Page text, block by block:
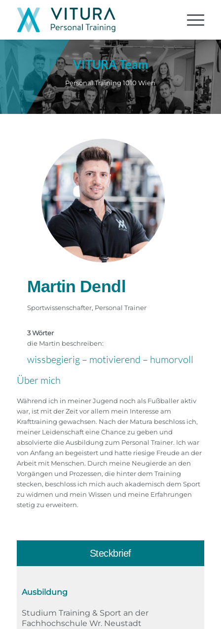
VITURA Team
Personal Training 1010 Wien
Martin Dendl
Sportwissenschafter, Personal Trainer
3 Wörter
die Martin beschreiben:
wissbegierig – motivierend – humorvoll
Über mich
Während ich in meiner Jugend noch als Fußballer aktiv
war, ist mit der Zeit vor allem mein Interesse am
Krafttraining gewachsen. Nach der Matura beschloss ich,
meiner Leidenschaft eine Chance zu geben und
absolvierte die Ausbildung zum Personal Trainer. Ich war
von Anfang an begeistert und hatte riesige Freude an der
Arbeit mit Menschen. Durch meine Neugierde an den
Vorgängen und Prozessen, die hinter dem Training
stecken, beschloss ich mich auch akademisch dem Sport
zu widmen und mein Wissen und meine Erfahrungen
stetig zu erweitern.
Steckbrief
Ausbildung
Studium Training & Sport an der
Fachhochschule Wr. Neustadt